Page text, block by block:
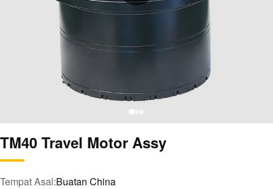
TM40 Travel Motor Assy
Tempat Asal:Buatan China